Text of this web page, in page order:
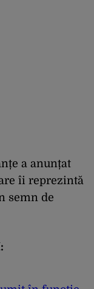
a anunțat
îi reprezintă
semn de